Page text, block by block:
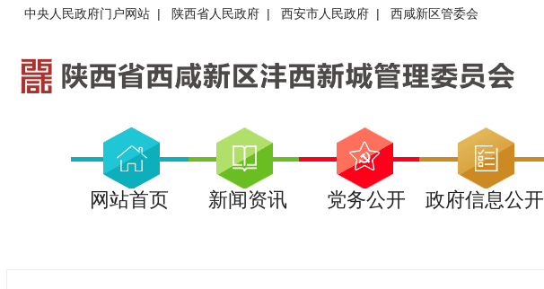
中央人民政府门户网站 | 陕西省人民政府 | 西安市人民政府 | 西咸新区管委会
网站首页 新闻资讯 党务公开 政府信息公开